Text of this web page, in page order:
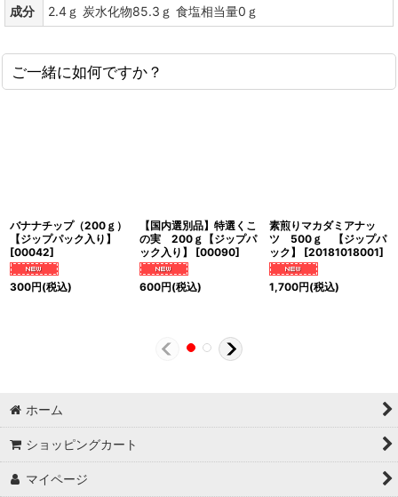
成分
2.4ｇ 炭水化物85.3ｇ 食塩相当量0ｇ
ご一緒に如何ですか？
バナナチップ（200ｇ）
【ジップパック入り】
[00042]
300円(税込)
【国内選別品】特選くこ
の実 200ｇ【ジップパ
ック入り】
[00090]
600円(税込)
素煎りマカダミアナッ
ツ 500ｇ 【ジップパ
ック】
[20181018001]
1,700円(税込)
ホーム
ショッピングカート
マイページ